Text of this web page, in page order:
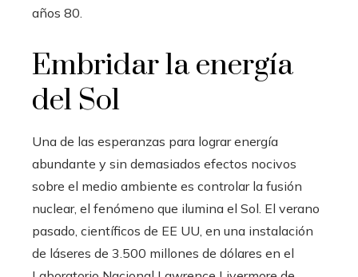
años 80.
Embridar la energía
del Sol
Una de las esperanzas para lograr energía
abundante y sin demasiados efectos nocivos
sobre el medio ambiente es controlar la fusión
nuclear, el fenómeno que ilumina el Sol. El verano
pasado, científicos de EE UU, en una instalación
de láseres de 3.500 millones de dólares en el